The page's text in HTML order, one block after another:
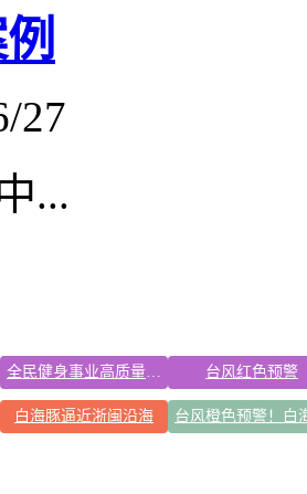
27
...
全民健身事业高质量发展 台风红色预警
白海豚逼近浙闽沿海